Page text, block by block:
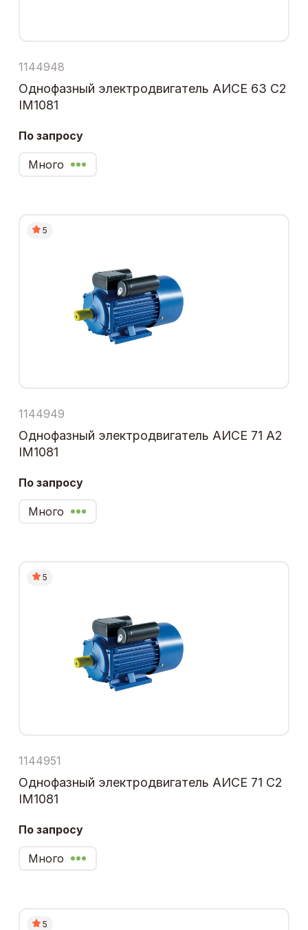
1144948
Однофазный электродвигатель АИСЕ 63 С2
IM1081
По запросу
Много
5
1144949
Однофазный электродвигатель АИСЕ 71 А2
IM1081
По запросу
Много
5
1144951
Однофазный электродвигатель АИСЕ 71 С2
IM1081
По запросу
Много
5